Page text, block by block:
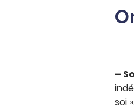
–
soi